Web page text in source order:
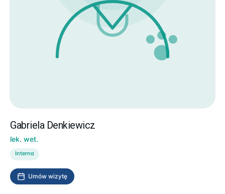
Gabriela Denkiewicz
lek. wet.
Interna
Umów wizytę